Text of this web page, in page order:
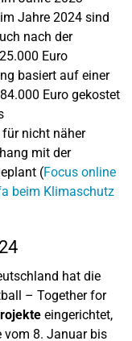
Jahre 2024 sind
nach der
Euro
basiert auf einer
Euro gekostet
nicht näher
mit der
(Focus online
beim Klimaschutz
hat die
– Together for
eingerichtet,
vom 8. Januar bis